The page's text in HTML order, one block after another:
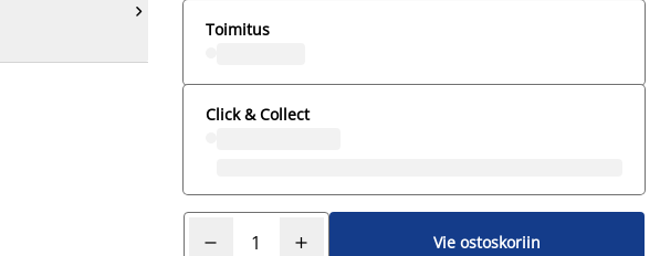

Toimitus
Click & Collect
Vie ostoskoriin